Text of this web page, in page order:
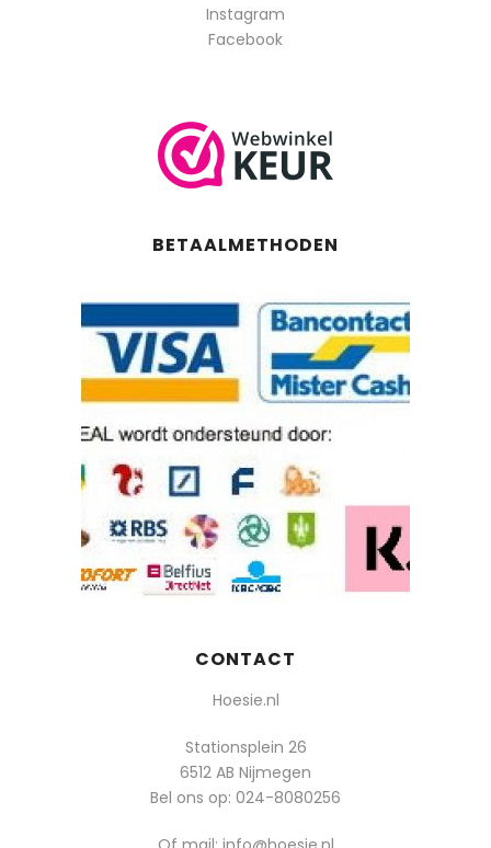
Instagram
Facebook
BETAALMETHODEN
CONTACT
Hoesie.nl
Stationsplein 26
6512 AB Nijmegen
Bel ons op: 024-8080256